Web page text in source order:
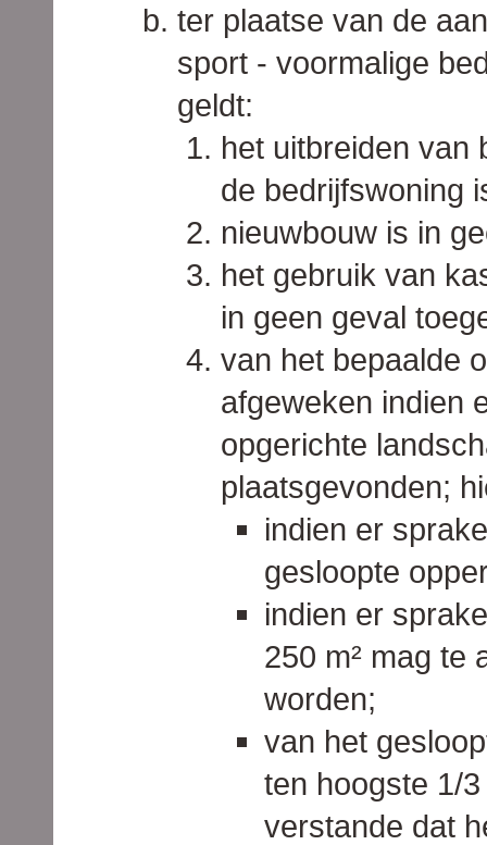
ter plaatse van de
sport - voormalige
geldt:
het uitbreiden van
de bedrijfswoning
nieuwbouw is in
het gebruik van
in geen geval
van het bepaalde
afgeweken indien
opgerichte
plaatsgevonden;
indien er
gesloopte
indien er
250 m² mag te
worden;
van het
ten hoogste 1/
verstande dat